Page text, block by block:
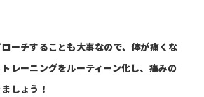
ーチすることも大事なので、体が痛くな
レーニングをルーティーン化し、痛みの
しょう！